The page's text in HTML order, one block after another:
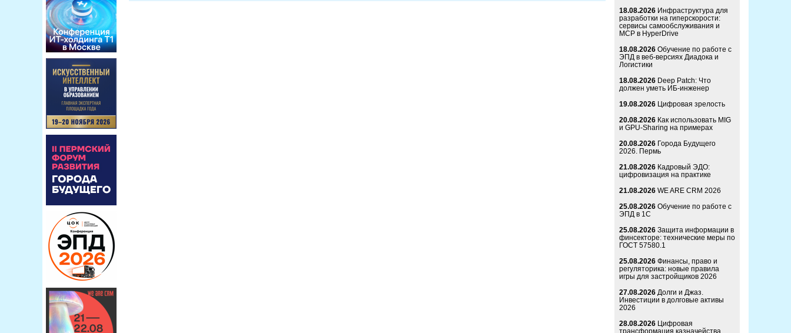
18.08.2026 Инфраструктура для
разработки на гиперскорости:
сервисы самообслуживания и
MCP в HyperDrive
18.08.2026 Обучение по работе с
ЭПД в веб-версиях Диадока и
Логистики
18.08.2026 Deep Patch: Что
должен уметь ИБ-инженер
19.08.2026 Цифровая зрелость
20.08.2026 Как использовать MIG
и GPU-Sharing на примерах
20.08.2026 Города Будущего
2026. Пермь
21.08.2026 Кадровый ЭДО:
цифровизация на практике
21.08.2026 WE ARE CRM 2026
25.08.2026 Обучение по работе с
ЭПД в 1С
25.08.2026 Защита информации в
финсекторе: технические меры по
ГОСТ 57580.1
25.08.2026 Финансы, право и
регуляторика: новые правила
игры для застройщиков 2026
27.08.2026 Долги и Джаз.
Инвестиции в долговые активы
2026
28.08.2026 Цифровая